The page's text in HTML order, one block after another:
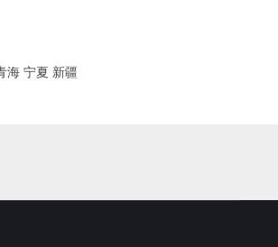
海 宁夏 新疆